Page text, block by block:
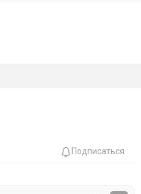
Подписаться